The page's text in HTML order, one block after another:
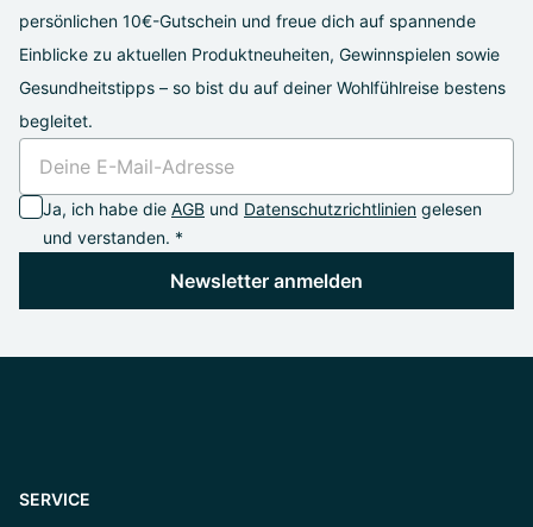
persönlichen 10€-Gutschein und freue dich auf spannende
Einblicke zu aktuellen Produktneuheiten, Gewinnspielen sowie
Gesundheitstipps – so bist du auf deiner Wohlfühlreise bestens
begleitet.
Ja, ich habe die AGB und Datenschutzrichtlinien gelesen
und verstanden. *
Newsletter anmelden
SERVICE